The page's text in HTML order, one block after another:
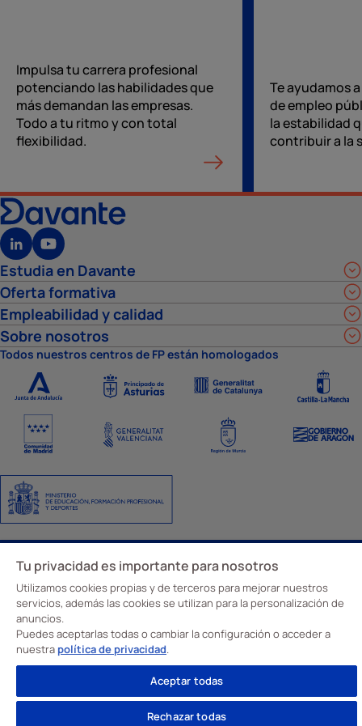
Impulsa tu carrera profesional
potenciando las habilidades que
más demandan las empresas.
Todo a tu ritmo y con total
flexibilidad.
Te ayudamos
de empleo
la estabilidad
contribuir a la
Estudia en Davante
Oferta formativa
Empleabilidad y calidad
Sobre nosotros
Todos nuestros centros de FP están homologados
Aviso LegalPolítica de privacidadPolítica de cookiesAjustes de cookies
Código y canal ético
© Davante 2026
Tu privacidad es importante para nosotros
Utilizamos cookies propias y de terceros para mejorar nuestros
servicios, además las cookies se utilizan para la personalización de
anuncios.
Puedes aceptarlas todas o cambiar la configuración o acceder a
nuestra política de privacidad.
Aceptar todas
Rechazar todas